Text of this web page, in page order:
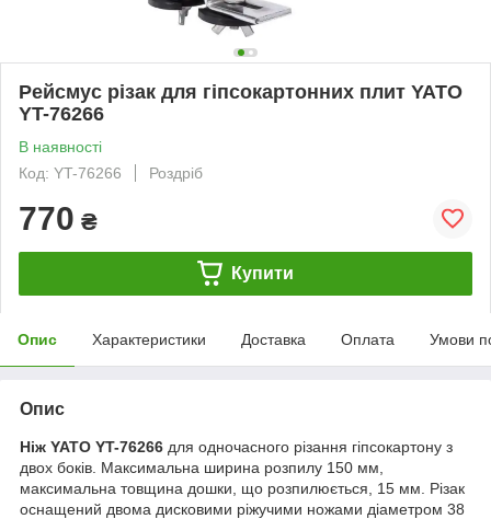
Рейсмус різак для гіпсокартонних плит YATO
YT-76266
В наявності
Код: YT-76266
Роздріб
770 ₴
Купити
Опис Характеристики Доставка Оплата Умови
Опис
Ніж YATO YT-76266 для одночасного різання гіпсокартону з
двох боків. Максимальна ширина розпилу 150 мм,
максимальна товщина дошки, що розпилюється, 15 мм. Різак
оснащений двома дисковими ріжучими ножами діаметром 38